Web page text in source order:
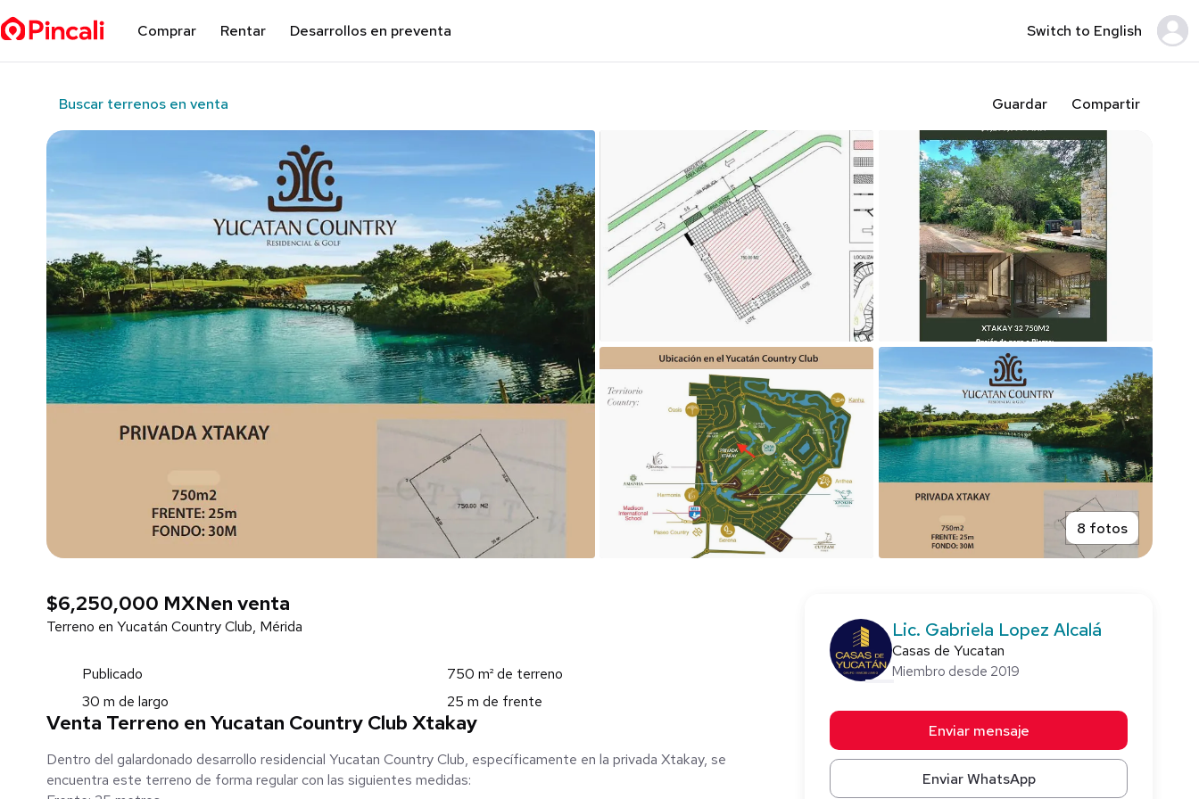
Comprar Rentar Desarrollos en preventa Switch to English
Buscar terrenos en venta Guardar Compartir
8 fotos
$6,250,000 MXNen venta
Terreno en Yucatán Country Club, Mérida
Publicado
750 m² de terreno
30 m de largo
25 m de frente
Venta Terreno en Yucatan Country Club Xtakay
Dentro del galardonado desarrollo residencial Yucatan Country Club, específicamente en la privada Xtakay, se
encuentra este terreno de forma regular con las siguientes medidas:
Lic. Gabriela Lopez Alcalá
Casas de Yucatan
Miembro desde 2019
Enviar mensaje
Enviar WhatsApp